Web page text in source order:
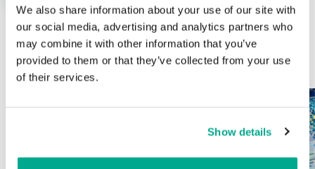
We also share information about your use of our site with
our social media, advertising and analytics partners who
may combine it with other information that you’ve
provided to them or that they’ve collected from your use
of their services.
Show details
ÚLTIMAS PUBLICACIONES